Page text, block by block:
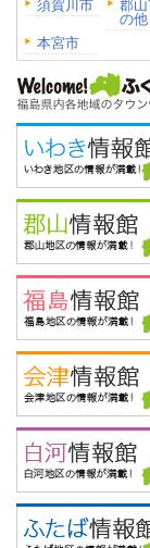
須賀川市
郡
の他
本宮市